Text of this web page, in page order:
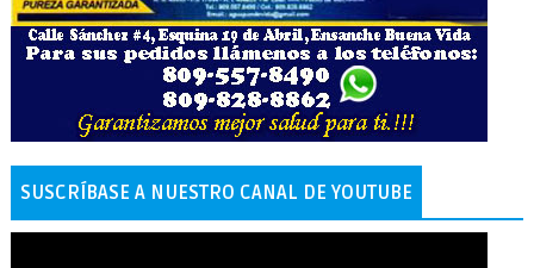
SUSCRÍBASE A NUESTRO CANAL DE YOUTUBE